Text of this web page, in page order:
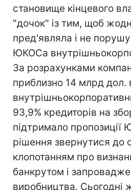
становище кінцевого
"дочок" із тим, щоб
пред'являла і не
ЮКОСа
За розрахунками
приблизно 14 млрд дол.
93,9% кредиторів на
підтримало пропозиції
рішення звернутися до
клопотанням про
банкрутом і
виробництва. Сьогодні